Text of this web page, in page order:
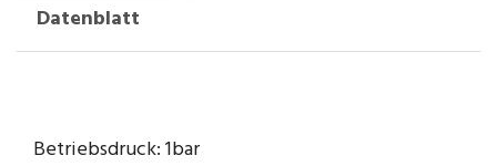
Datenblatt
Betriebsdruck: 1bar